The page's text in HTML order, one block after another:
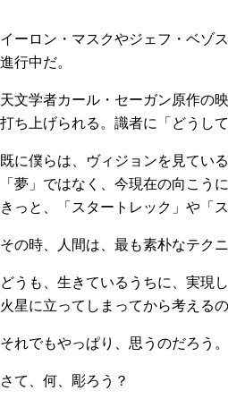
イーロン・マスクやジェフ・ベゾ
進行中だ。
天文学者カール・セーガン原作の
打ち上げられる。識者に「どうし
既に僕らは、ヴィジョンを見ている
「夢」ではなく、今現在の向こう
きっと、「スタートレック」や「
その時、人間は、最も素朴なテク
どうも、生きているうちに、実現
火星に立ってしまってから考える
それでもやっぱり、思うのだろう。
さて、何、彫ろう？